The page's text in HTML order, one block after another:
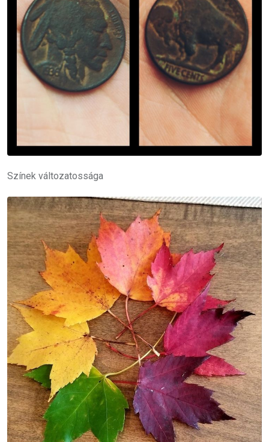
Színek változatossága